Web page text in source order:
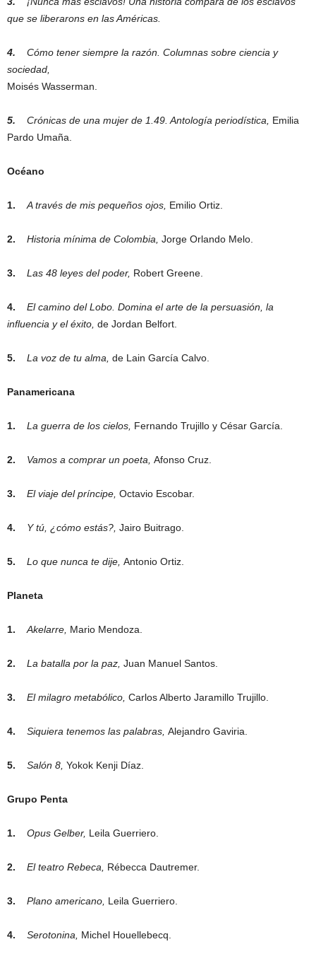
que se liberarons en las Américas.
4. Cómo tener siempre la razón. Columnas sobre ciencia y
sociedad,
Moisés Wasserman.
5. Crónicas de una mujer de 1.49. Antología periodística, Emilia
Pardo Umaña.
Océano
1. A través de mis pequeños ojos, Emilio Ortiz.
2. Historia mínima de Colombia, Jorge Orlando Melo.
3. Las 48 leyes del poder, Robert Greene.
4. El camino del Lobo. Domina el arte de la persuasión, la
influencia y el éxito, de Jordan Belfort.
5. La voz de tu alma, de Lain García Calvo.
Panamericana
1. La guerra de los cielos, Fernando Trujillo y César García.
2. Vamos a comprar un poeta, Afonso Cruz.
3. El viaje del príncipe, Octavio Escobar.
4. Y tú, ¿cómo estás?, Jairo Buitrago.
5. Lo que nunca te dije, Antonio Ortiz.
Planeta
1. Akelarre, Mario Mendoza.
2. La batalla por la paz, Juan Manuel Santos.
3. El milagro metabólico, Carlos Alberto Jaramillo Trujillo.
4. Siquiera tenemos las palabras, Alejandro Gaviria.
5. Salón 8, Yokok Kenji Díaz.
Grupo Penta
1. Opus Gelber, Leila Guerriero.
2. El teatro Rebeca, Rébecca Dautremer.
3. Plano americano, Leila Guerriero.
4. Serotonina, Michel Houellebecq.